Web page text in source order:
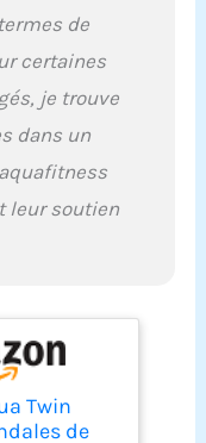
de
certaines
je trouve
dans un
leur soutien
Twin
de